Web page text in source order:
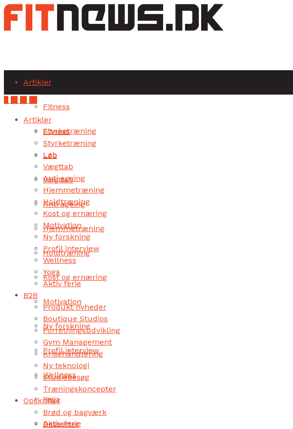
Artikler
Fitness
Styrketræning
Løb
Vægttab
Anti ageing
Hjemmetræning
Holdtræning
Kost og ernæring
Motivation
Ny forskning
Profil interview
Wellness
Yoga
Aktiv ferie
Artikler
Fitness
Styrketræning
Løb
Vægttab
Anti ageing
Hjemmetræning
Holdtræning
Kost og ernæring
Motivation
Ny forskning
Profil interview
Wellness
Yoga
Aktiv ferie
B2B
Produkt nyheder
Boutique Studios
Forretningsudvikling
Gym Management
Krisehåndtering
Ny teknologi
Studiebesøg
Træningskoncepter
Opskrifter
Brød og bagværk
Desserter